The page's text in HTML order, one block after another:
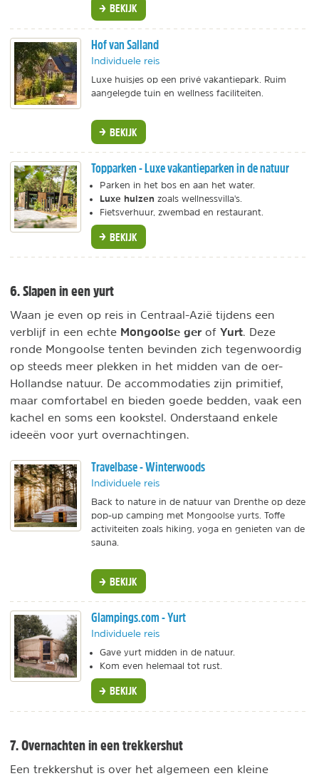
BEKIJK
Hof van Salland
Individuele reis
Luxe huisjes op een privé vakantiepark. Ruim
aangelegde tuin en wellness faciliteiten.
BEKIJK
Topparken - Luxe vakantieparken in de natuur
Parken in het bos en aan het water.
Luxe huizen zoals wellnessvilla's.
Fietsverhuur, zwembad en restaurant.
BEKIJK
6. Slapen in een yurt
Waan je even op reis in Centraal-Azië tijdens een
verblijf in een echte Mongoolse ger of Yurt . Deze
ronde Mongoolse tenten bevinden zich tegenwoordig
op steeds meer plekken in het midden van de oer-
Hollandse natuur. De accommodaties zijn primitief,
maar comfortabel en bieden goede bedden, vaak een
kachel en soms een kookstel. Onderstaand enkele
ideeën voor yurt overnachtingen.
Travelbase - Winterwoods
Individuele reis
Back to nature in de natuur van Drenthe op deze
pop-up camping met Mongoolse yurts. Toffe
activiteiten zoals hiking, yoga en genieten van de
sauna.
BEKIJK
Glampings.com - Yurt
Individuele reis
Gave yurt midden in de natuur.
Kom even helemaal tot rust.
BEKIJK
7. Overnachten in een trekkershut
Een trekkershut is over het algemeen een kleine